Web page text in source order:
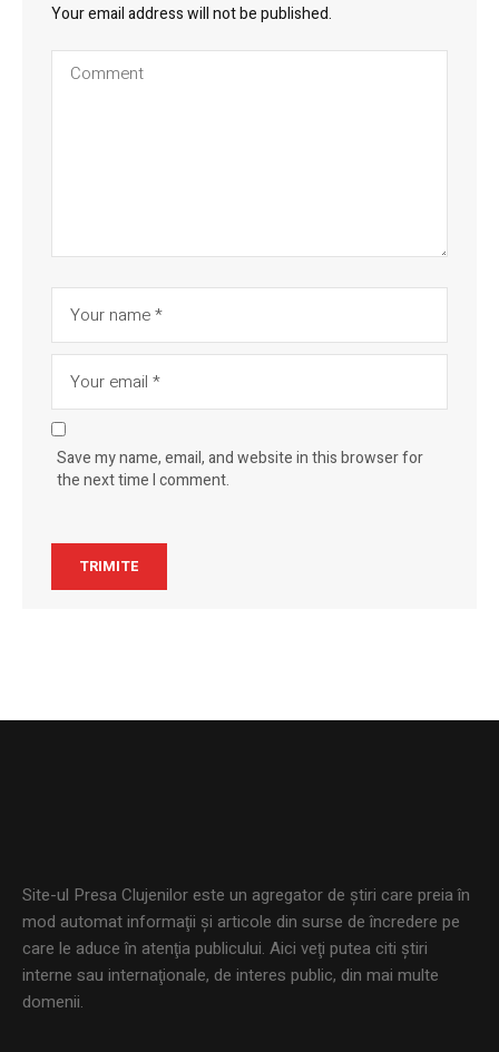
Your email address will not be published.
Save my name, email, and website in this browser for
the next time I comment.
Site-ul Presa Clujenilor este un agregator de ştiri care preia în
mod automat informaţii şi articole din surse de încredere pe
care le aduce în atenţia publicului. Aici veţi putea citi ştiri
interne sau internaţionale, de interes public, din mai multe
domenii.